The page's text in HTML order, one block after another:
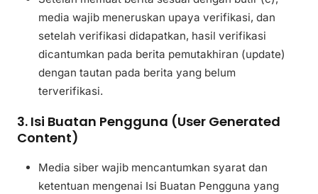
media wajib meneruskan upaya verifikasi, dan
setelah verifikasi didapatkan, hasil verifikasi
dicantumkan pada berita pemutakhiran (update)
dengan tautan pada berita yang belum
terverifikasi.
3. Isi Buatan Pengguna (User Generated
Content)
Media siber wajib mencantumkan syarat dan
ketentuan mengenai Isi Buatan Pengguna yang